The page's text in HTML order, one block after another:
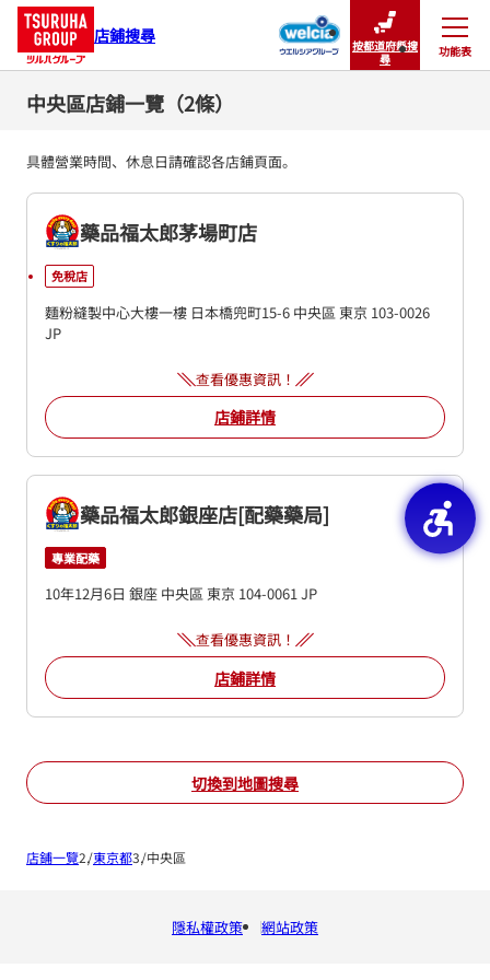
店鋪搜尋
按都道府縣搜
尋
功能表
關閉
中央區店鋪一覽（2條）
具體營業時間、休息日請確認各店鋪頁面。
藥品福太郎茅場町店
免稅店
麵粉縫製中心大樓一樓 日本橋兜町15-6 中央區 東京 103-0026
JP
查看優惠資訊！
店鋪詳情
藥品福太郎銀座店[配藥藥局]
專業配藥
10年12月6日 銀座 中央區 東京 104-0061JP
查看優惠資訊！
店鋪詳情
切換到地圖搜尋
店鋪一覽 東京都 中央區
隱私權政策 網站政策